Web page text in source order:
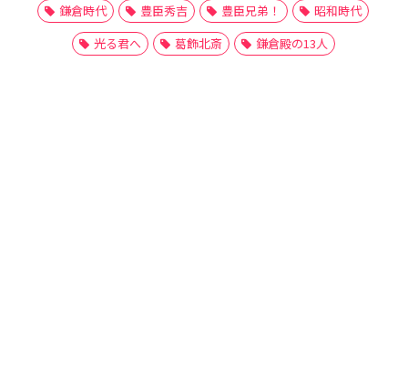
鎌倉時代
豊臣秀吉 豊臣兄弟！
昭和時代
光る君へ
葛飾北斎 鎌倉殿の13人